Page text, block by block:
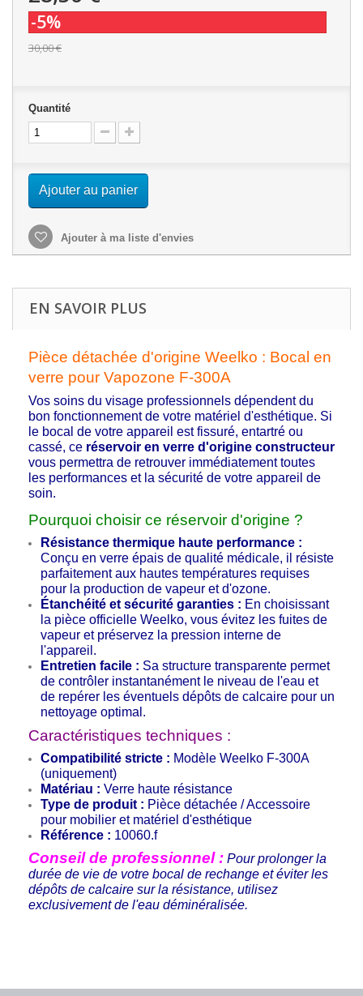
-5%
30,00 €
Quantité
Ajouter au panier
Ajouter à ma liste d'envies
EN SAVOIR PLUS
Pièce détachée d'origine Weelko : Bocal en
verre pour Vapozone F-300A
Vos soins du visage professionnels dépendent du
bon fonctionnement de votre matériel d'esthétique. Si
le bocal de votre appareil est fissuré, entartré ou
cassé, ce réservoir en verre d'origine constructeur
vous permettra de retrouver immédiatement toutes
les performances et la sécurité de votre appareil de
soin.
Pourquoi choisir ce réservoir d'origine ?
Résistance thermique haute performance :
Conçu en verre épais de qualité médicale, il résiste
parfaitement aux hautes températures requises
pour la production de vapeur et d'ozone.
Étanchéité et sécurité garanties : En choisissant
la pièce officielle Weelko, vous évitez les fuites de
vapeur et préservez la pression interne de
l'appareil.
Entretien facile : Sa structure transparente permet
de contrôler instantanément le niveau de l'eau et
de repérer les éventuels dépôts de calcaire pour un
nettoyage optimal.
Caractéristiques techniques :
Compatibilité stricte : Modèle Weelko F-300A
(uniquement)
Matériau : Verre haute résistance
Type de produit : Pièce détachée / Accessoire
pour mobilier et matériel d'esthétique
Référence : 10060.f
Conseil de professionnel : Pour prolonger la
durée de vie de votre bocal de rechange et éviter les
dépôts de calcaire sur la résistance, utilisez
exclusivement de l'eau déminéralisée.